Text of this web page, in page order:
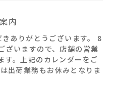
内
ありがとうございます。 8
ざいますので、店舗の営業
す。上記のカレンダーをご
出荷業務もお休みとなりま